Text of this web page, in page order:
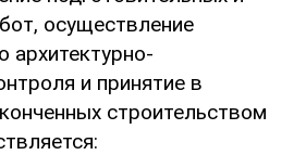
осуществление
архитектурно-
и принятие в
строительством